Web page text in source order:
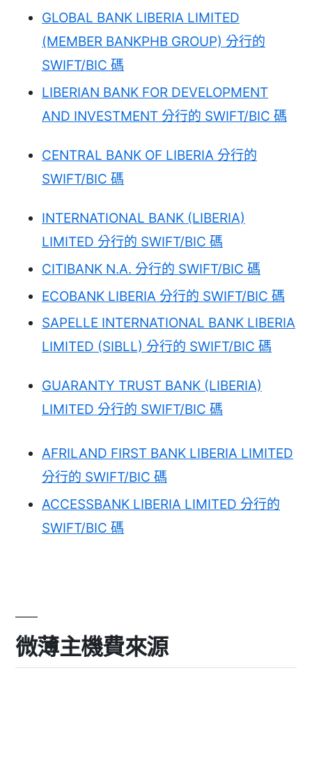
GLOBAL BANK LIBERIA LIMITED
(MEMBER BANKPHB GROUP) 分行的
SWIFT/BIC 碼
LIBERIAN BANK FOR DEVELOPMENT
AND INVESTMENT 分行的 SWIFT/BIC 碼
CENTRAL BANK OF LIBERIA 分行的
SWIFT/BIC 碼
INTERNATIONAL BANK (LIBERIA)
LIMITED 分行的 SWIFT/BIC 碼
CITIBANK N.A. 分行的 SWIFT/BIC 碼
ECOBANK LIBERIA 分行的 SWIFT/BIC 碼
SAPELLE INTERNATIONAL BANK LIBERIA
LIMITED (SIBLL) 分行的 SWIFT/BIC 碼
GUARANTY TRUST BANK (LIBERIA)
LIMITED 分行的 SWIFT/BIC 碼
AFRILAND FIRST BANK LIBERIA LIMITED
分行的 SWIFT/BIC 碼
ACCESSBANK LIBERIA LIMITED 分行的
SWIFT/BIC 碼
微薄主機費來源